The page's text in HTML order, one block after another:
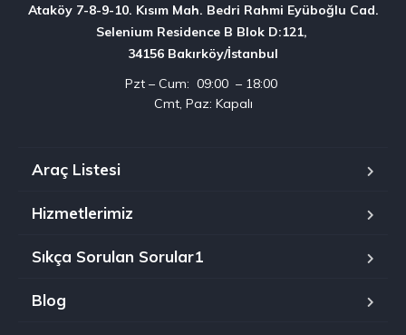
Ataköy 7-8-9-10. Kısım Mah. Bedri Rahmi Eyüboğlu Cad.
Selenium Residence B Blok D:121,
34156 Bakırköy/İstanbul
Pzt – Cum: 09:00 – 18:00
Cmt, Paz: Kapalı
Araç Listesi
Hizmetlerimiz
Sıkça Sorulan Sorular1
Blog